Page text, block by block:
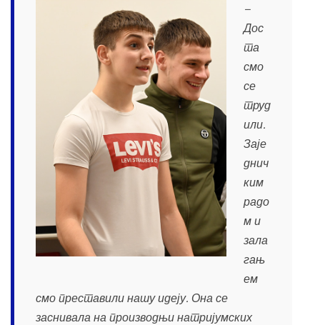
−
Дос
та
смо
се
труд
или.
Заје
днич
ким
радо
м и
зала
гањ
ем
смо преставили нашу идеју. Она се
заснивала на производњи натријумских